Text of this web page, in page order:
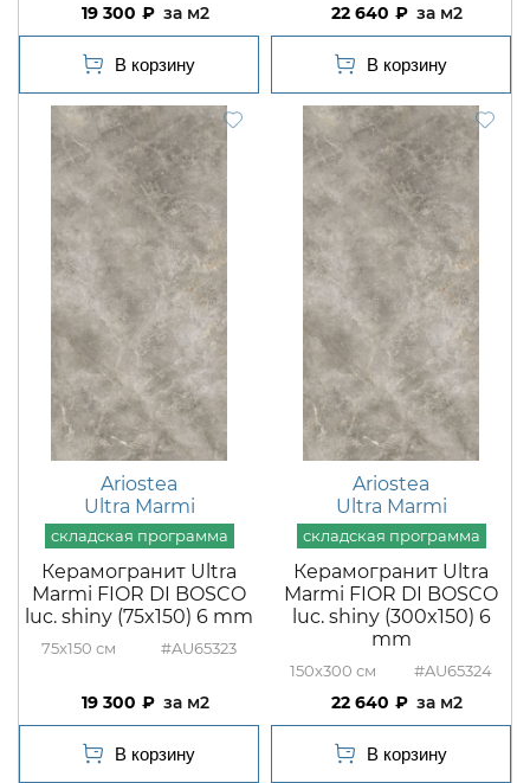
19 300 м2 22 640 м2
Ariostea
Ultra Marmi
Керамогранит Ultra
Marmi FIOR DI BOSCO
luc. shiny (75x150) 6 mm
75x150 #AU65323
19 300 м2
Ariostea
Ultra Marmi
Керамогранит Ultra
Marmi FIOR DI BOSCO
luc. shiny (300x150) 6
mm
150x300 #AU65324
22 640 м2